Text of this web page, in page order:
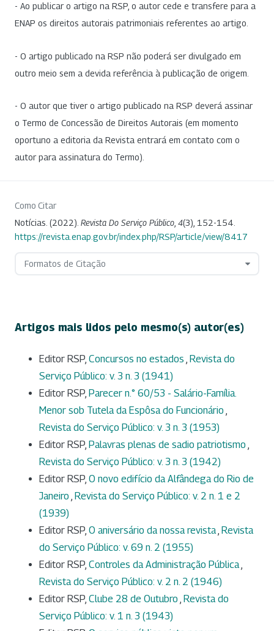
- Ao publicar o artigo na RSP, o autor cede e transfere para a
ENAP os direitos autorais patrimoniais referentes ao artigo.
- O artigo publicado na RSP não poderá ser divulgado em
outro meio sem a devida referência à publicação de origem.
- O autor que tiver o artigo publicado na RSP deverá assinar
o Termo de Concessão de Direitos Autorais (em momento
oportuno a editoria da Revista entrará em contato com o
autor para assinatura do Termo).
Como Citar
Notícias. (2022). Revista Do Serviço Público, 4(3), 152-154.
https://revista.enap.gov.br/index.php/RSP/article/view/8417
Formatos de Citação
Artigos mais lidos pelo mesmo(s) autor(es)
Editor RSP, Concursos no estados , Revista do
Serviço Público: v. 3 n. 3 (1941)
Editor RSP, Parecer n.° 60/53 - Salário-Família.
Menor sob Tutela da Espôsa do Funcionário ,
Revista do Serviço Público: v. 3 n. 3 (1953)
Editor RSP, Palavras plenas de sadio patriotismo ,
Revista do Serviço Público: v. 3 n. 3 (1942)
Editor RSP, O novo edifício da Alfândega do Rio de
Janeiro , Revista do Serviço Público: v. 2 n. 1 e 2
(1939)
Editor RSP, O aniversário da nossa revista, Revista
do Serviço Público: v. 69 n. 2 (1955)
Editor RSP, Controles da Administração Pública,
Revista do Serviço Público: v. 2 n. 2 (1946)
Editor RSP, Clube 28 de Outubro , Revista do
Serviço Público: v. 1 n. 3 (1943)